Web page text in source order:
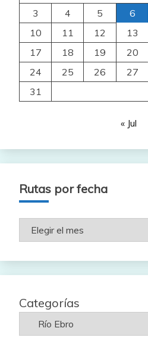
3
4 5 6
10
11 12 13
17
18 19 20
24
25 26 27
31
« Jul
Rutas por fecha
Rutas
Categorías